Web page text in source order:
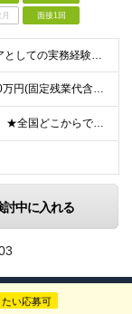
面接1回
【必須条件】 ・ITエンジニアとしての実務経験が1年以上ある方 ※開発・インフラ・運用保守など分野・フェーズは不問！ ※学歴不問 【歓迎条件】 ・基本設計、詳細設計などの経験がある方 ・AWS, G
【経験者】月給40万円～120万円(固定残業代含む)+各種手当 ※月給には、みなし残業手当(月30時間／5万8,000円～15万7,000円)を含みます ※上記を超える時間外労働分は追加で支給します
【フルリモート／全国各地】 ★全国どこからでも参画可能！フルリモート案件も多数！ ※プロジェクトは100%選択制。あなたの希望を最優先します。 ※フルリモート、ハイブリッド、常駐案件から自由に選択可能
討中に入れる
い応募可